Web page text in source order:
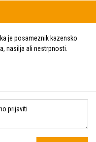
je posameznik kazensko
nasilja ali nestrpnosti.